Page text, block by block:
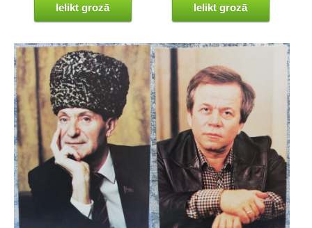
Ielikt grozā Ielikt grozā